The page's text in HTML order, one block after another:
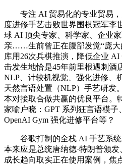
专注 AI 贸易化的专业贸易，
度进修手艺击败世界围棋冠军李
球 AI 顶尖专家、科学家、企业
亲……生前曾正在腹部发觉“庞大
库用26次兵棋推演，降低企业
击发生地恰是45年前里根遇刺酒
NLP、计较机视觉、强化进修、
天然言语处置（NLP）手艺研发
本对接取合做共赢的优良平台。
家喻户晓：GPT 系列狂言语模子
OpenAI Gym 强化进修平台等？
谷歌打制的全栈 AI 手艺系统
本来应是总统唐纳德·特朗普颁
成长趋向取实正在使用案例，焦